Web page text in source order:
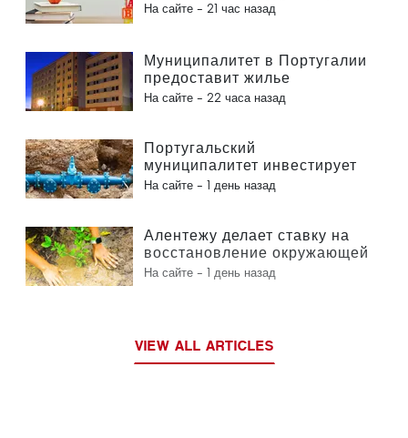
На сайте - 21 час назад
Муниципалитет в Португалии
предоставит жилье
гражданам
На сайте - 22 часа назад
Португальский
муниципалитет инвестирует
более 190 000 евро в систему
На сайте - 1 день назад
Алентежу делает ставку на
восстановление окружающей
среды за счет европейских
На сайте - 1 день назад
VIEW ALL ARTICLES